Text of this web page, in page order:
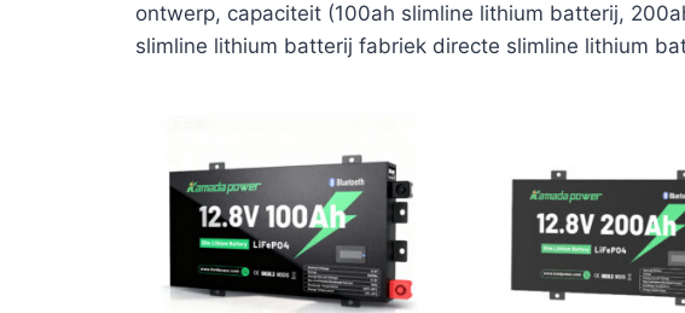
ontwerp, capaciteit (100ah slimline lithium batterij,
slimline lithium batterij fabriek directe slimline lithium